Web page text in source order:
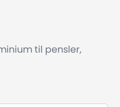
til pensler,